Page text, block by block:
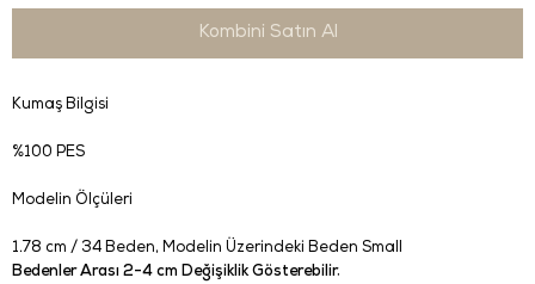
Kombini Satın Al
Kumaş Bilgisi
%100 PES
Modelin Ölçüleri
1.78 cm / 34 Beden, Modelin Üzerindeki Beden Small
Bedenler Arası 2-4 cm Değişiklik Gösterebilir.